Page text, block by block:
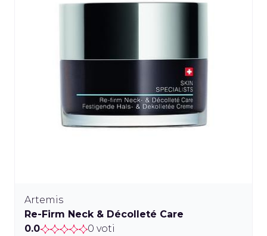
Artemis
Re-Firm Neck & Décolleté Care
0.0
0 voti